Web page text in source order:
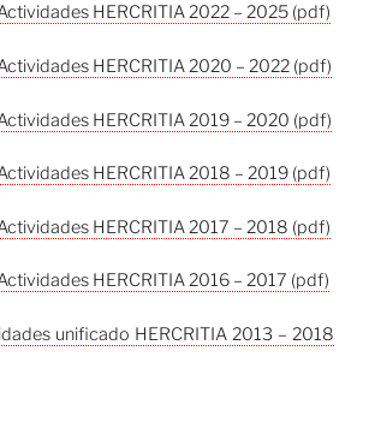
HERCRITIA 2022 – 2025 (pdf)
HERCRITIA 2020 – 2022 (pdf)
HERCRITIA 2019 – 2020 (pdf)
HERCRITIA 2018 – 2019 (pdf)
HERCRITIA 2017 – 2018 (pdf)
HERCRITIA 2016 – 2017 (pdf)
unificado HERCRITIA 2013 – 2018